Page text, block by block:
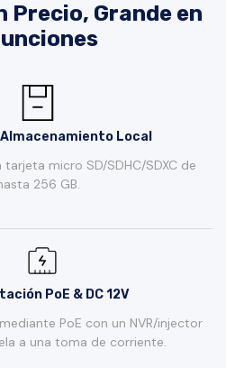
Precio, Grande en
Local
micro SD/SDHC/SDXC de
256 GB.
PoE & DC 12V
PoE con un NVR/injector
a una toma de corriente.